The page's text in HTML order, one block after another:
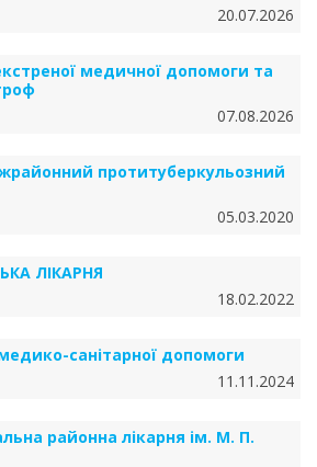
20.07.2026
медичної допомоги та
07.08.2026
протитуберкульозний
05.03.2020
ЛІКАРНЯ
18.02.2022
санітарної допомоги
11.11.2024
районна лікарня ім. М. П.